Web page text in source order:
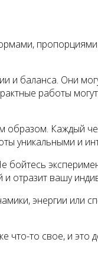
и баланса. Они
работы
образом. Каждый
уникальными и
бойтесь
отразит вашу
энергии или
что-то свое, и это